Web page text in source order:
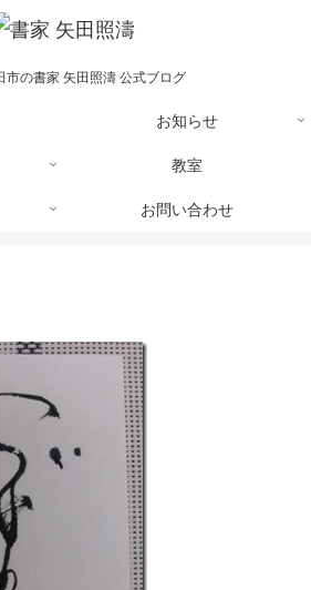
市の書家 矢田照濤 公式ブログ
お知らせ
教室
お問い合わせ